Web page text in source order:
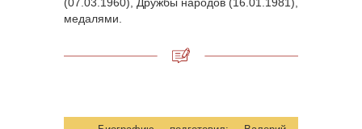
медалями.